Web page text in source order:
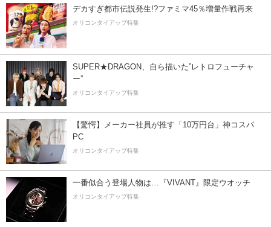
デカすぎ都市伝説発生!?ファミマ45％増量作戦再来
オリコンタイアップ特集
SUPER★DRAGON、自ら描いた”レトロフューチャ
ー”
オリコンタイアップ特集
【驚愕】メーカー社員が推す「10万円台」神コスパ
PC
オリコンタイアップ特集
一番似合う登場人物は…『VIVANT』限定ウオッチ
オリコンタイアップ特集